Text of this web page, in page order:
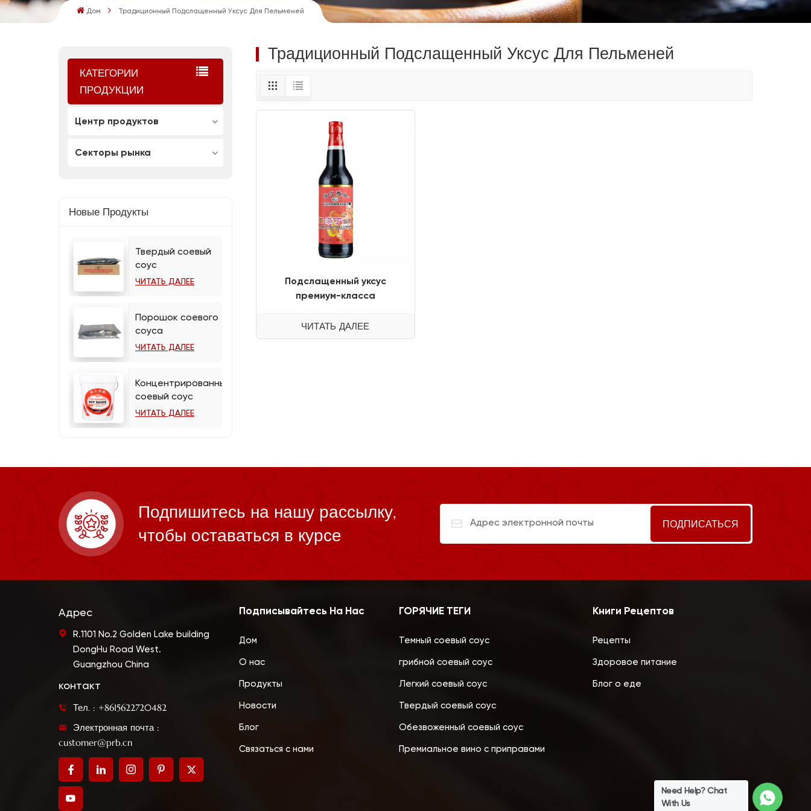
Дом Традиционный Подслащенный Уксус Для Пельменей
КАТЕГОРИИ
ПРОДУКЦИИ
Центр продуктов
Секторы рынка
Новые Продукты
Твердый соевый
соус
ЧИТАТЬ ДАЛЕЕ
Порошок соевого
соуса
ЧИТАТЬ ДАЛЕЕ
Концентрированный
соевый соус
ЧИТАТЬ ДАЛЕЕ
Традиционный Подслащенный Уксус Для Пельменей
Подслащенный уксус
премиум-класса
ЧИТАТЬ ДАЛЕЕ
Подпишитесь на нашу рассылку,
чтобы оставаться в курсе
Адрес
R.1101 No.2 Golden Lake building
DongHu Road West.
Guangzhou China
контакт
Тел. : +8615622720482
Электронная почта :
customer@prb.cn
Подписывайтесь На Нас
Дом
О нас
Продукты
Новости
Блог
Связаться с нами
ГОРЯЧИЕ ТЕГИ
Темный соевый соус
грибной соевый соус
Легкий соевый соус
Твердый соевый соус
Обезвоженный соевый соус
Премиальное вино с приправами
Книги Рецептов
Рецепты
Здоровое питание
Блог о еде
Need Help? Chat
With Us